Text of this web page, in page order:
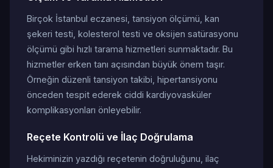
Birçok İstanbul eczanesi, tansiyon ölçümü, kan
şekeri testi, kolesterol testi ve oksijen satürasyonu
ölçümü gibi hızlı tarama hizmetleri sunmaktadır. Bu
hizmetler erken tanı açısından büyük önem taşır.
Örneğin düzenli tansiyon takibi, hipertansiyonu
önceden tespit ederek ciddi kardiyovasküler
komplikasyonları önleyebilir.
Reçete Kontrolü ve İlaç Doğrulama
Hekiminizin yazdığı reçetenin doğruluğunu, ilaç